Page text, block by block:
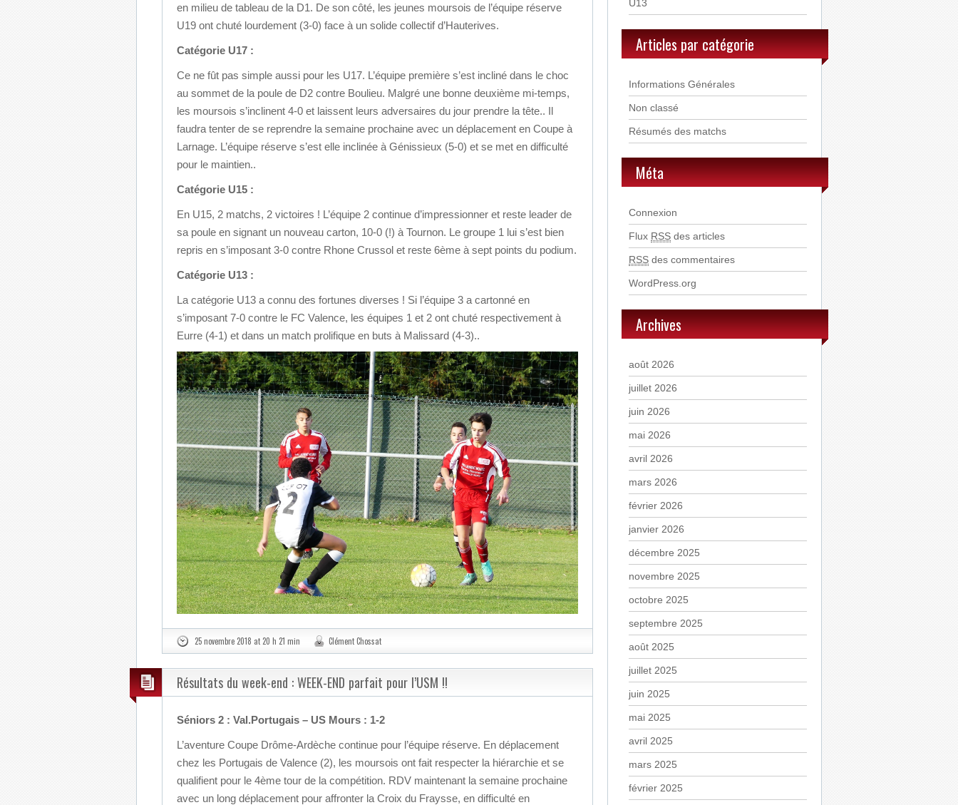
en milieu de tableau de la D1. De son côté, les jeunes moursois de l’équipe réserve
U19 ont chuté lourdement (3-0) face à un solide collectif d’Hauterives.
Catégorie U17 :
Ce ne fût pas simple aussi pour les U17. L’équipe première s’est incliné dans le choc
au sommet de la poule de D2 contre Boulieu. Malgré une bonne deuxième mi-temps,
les moursois s’inclinent 4-0 et laissent leurs adversaires du jour prendre la tête.. Il
faudra tenter de se reprendre la semaine prochaine avec un déplacement en Coupe à
Larnage. L’équipe réserve s’est elle inclinée à Génissieux (5-0) et se met en difficulté
pour le maintien..
Catégorie U15 :
En U15, 2 matchs, 2 victoires ! L’équipe 2 continue d’impressionner et reste leader de
sa poule en signant un nouveau carton, 10-0 (!) à Tournon. Le groupe 1 lui s’est bien
repris en s’imposant 3-0 contre Rhone Crussol et reste 6ème à sept points du podium.
Catégorie U13 :
La catégorie U13 a connu des fortunes diverses ! Si l’équipe 3 a cartonné en
s’imposant 7-0 contre le FC Valence, les équipes 1 et 2 ont chuté respectivement à
Eurre (4-1) et dans un match prolifique en buts à Malissard (4-3)..
25 novembre 2018 at 20 h 21 min Clément Chossat
Résultats du week-end : WEEK-END parfait pour l’USM !!
Séniors 2 : Val.Portugais – US Mours : 1-2
L’aventure Coupe Drôme-Ardèche continue pour l’équipe réserve. En déplacement
chez les Portugais de Valence (2), les moursois ont fait respecter la hiérarchie et se
qualifient pour le 4ème tour de la compétition. RDV maintenant la semaine prochaine
avec un long déplacement pour affronter la Croix du Fraysse, en difficulté en
U13
Articles par catégorie
Informations Générales
Non classé
Résumés des matchs
Méta
Connexion
Flux RSS des articles
RSS des commentaires
WordPress.org
Archives
août 2026
juillet 2026
juin 2026
mai 2026
avril 2026
mars 2026
février 2026
janvier 2026
décembre 2025
novembre 2025
octobre 2025
septembre 2025
août 2025
juillet 2025
juin 2025
mai 2025
avril 2025
mars 2025
février 2025